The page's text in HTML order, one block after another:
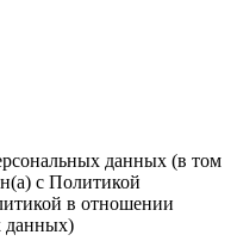
данных (в том
с Политикой
в отношении
данных)